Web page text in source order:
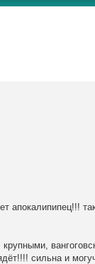
апокалипипец!!!
сильна и